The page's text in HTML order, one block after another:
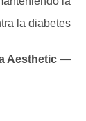
la diabetes.»
—
Aesthetic